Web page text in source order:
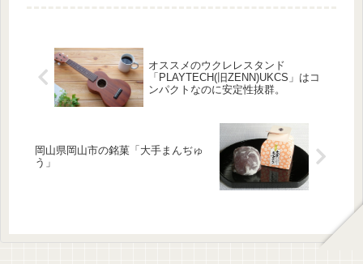
オススメのウクレレスタンド
「PLAYTECH(旧ZENN)UKCS」はコ
ンパクトなのに安定性抜群。
岡山県岡山市の銘菓「大手まんぢゅ
う」